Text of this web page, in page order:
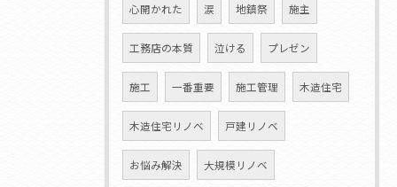
心開かれた 涙 地鎮祭 施主
工務店の本質 泣ける プレゼン
施工 一番重要 施工管理 木造住宅
木造住宅リノベ 戸建リノベ
お悩み解決 大規模リノベ